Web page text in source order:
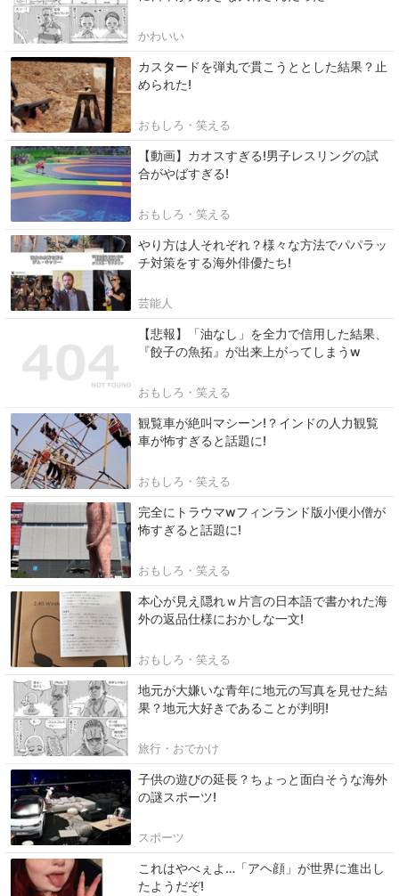
かわいい
カスタードを弾丸で貫こうととした結果？止
められた!
おもしろ・笑える
【動画】カオスすぎる!男子レスリングの試
合がやばすぎる!
おもしろ・笑える
やり方は人それぞれ？様々な方法でパパラッ
チ対策をする海外俳優たち!
芸能人
【悲報】「油なし」を全力で信用した結果、
『餃子の魚拓』が出来上がってしまうw
おもしろ・笑える
観覧車が絶叫マシーン!？インドの人力観覧
車が怖すぎると話題に!
おもしろ・笑える
完全にトラウマwフィンランド版小便小僧が
怖すぎると話題に!
おもしろ・笑える
本心が見え隠れｗ片言の日本語で書かれた海
外の返品仕様におかしな一文!
おもしろ・笑える
地元が大嫌いな青年に地元の写真を見せた結
果？地元大好きであることが判明!
旅行・おでかけ
子供の遊びの延長？ちょっと面白そうな海外
の謎スポーツ!
スポーツ
これはやべぇよ…「アヘ顔」が世界に進出し
たようだぞ!